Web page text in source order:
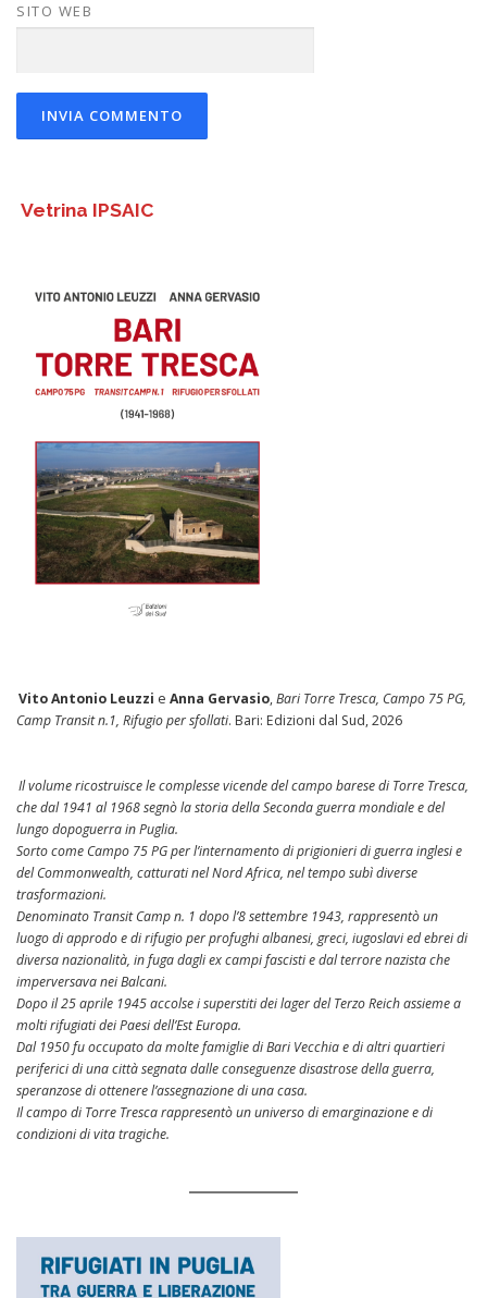
SITO WEB
Vetrina IPSAIC
Vito Antonio Leuzzi eAnna Gervasio,Bari Torre Tresca, Campo 75 PG,
Camp Transit n.1, Rifugio per sfollati. Bari: Edizioni dal Sud, 2026
Il volume ricostruisce le complesse vicende del campo barese di Torre Tresca,
che dal 1941 al 1968 segnò la storia della Seconda guerra mondiale e del
lungo dopoguerra in Puglia.
Sorto come Campo 75 PG per l’internamento di prigionieri di guerra inglesi e
del Commonwealth, catturati nel Nord Africa, nel tempo subì diverse
trasformazioni.
Denominato Transit Camp n. 1 dopo l’8 settembre 1943, rappresentò un
luogo di approdo e di rifugio per profughi albanesi, greci, iugoslavi ed ebrei di
diversa nazionalità, in fuga dagli ex campi fascisti e dal terrore nazista che
imperversava nei Balcani.
Dopo il 25 aprile 1945 accolse i superstiti dei lager del Terzo Reich assieme a
molti rifugiati dei Paesi dell’Est Europa.
Dal 1950 fu occupato da molte famiglie di Bari Vecchia e di altri quartieri
periferici di una città segnata dalle conseguenze disastrose della guerra,
speranzose di ottenere l’assegnazione di una casa.
Il campo di Torre Tresca rappresentò un universo di emarginazione e di
condizioni di vita tragiche.